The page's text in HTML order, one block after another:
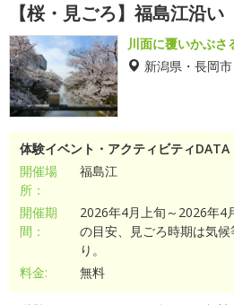
【桜・見ごろ】福島江沿い
川面に覆いかぶさ
新潟県・長岡市
体験イベント・アクティビティDATA
開催場
所：
福島江
開催期
間：
2026年4月上旬～2026年4
の目安、見ごろ時期は気
り。
料金:
無料